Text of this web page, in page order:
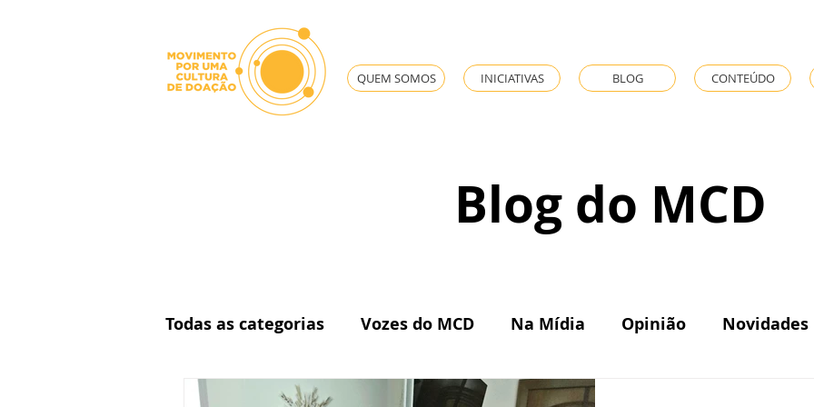
QUEM SOMOS INICIATIVAS BLOG CONTEÚDO
Blog do MCD
Todas as categorias Vozes do MCD Na Mídia Opinião Novidades
Governança